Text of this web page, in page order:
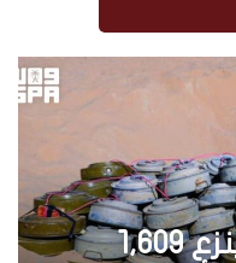
السعودية: ‘مسام’ ينزع 1,609